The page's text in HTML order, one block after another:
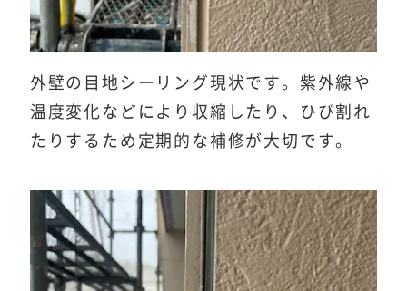
外壁の目地シーリング現状です。紫外線や
温度変化などにより収縮したり、ひび割れ
たりするため定期的な補修が大切です。